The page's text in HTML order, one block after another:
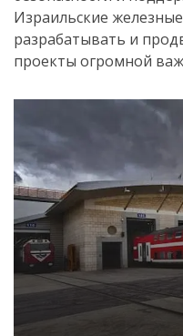
Израильские
разрабатывать и
проекты огромной